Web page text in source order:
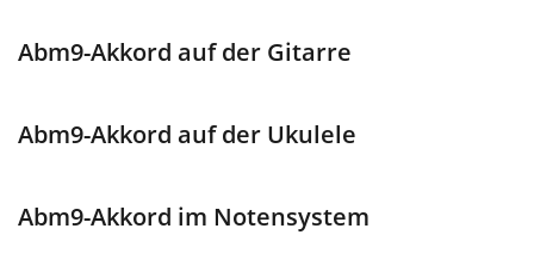
Italiano
Abm9-Akkord auf der Gitarre
Abm9-Akkord auf der Ukulele
Abm9-Akkord im Notensystem